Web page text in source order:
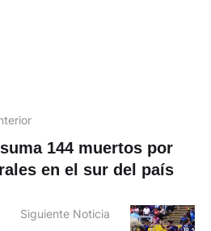
144 muertos por
en el sur del país
Siguiente Noticia